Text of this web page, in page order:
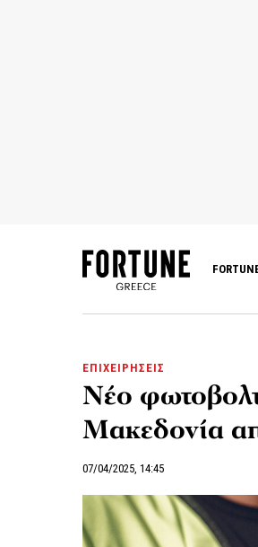
ΕΠΙΧΕΙΡΗΣΕΙΣ
Νέο
Μακεδονία
07/04/2025, 14:45